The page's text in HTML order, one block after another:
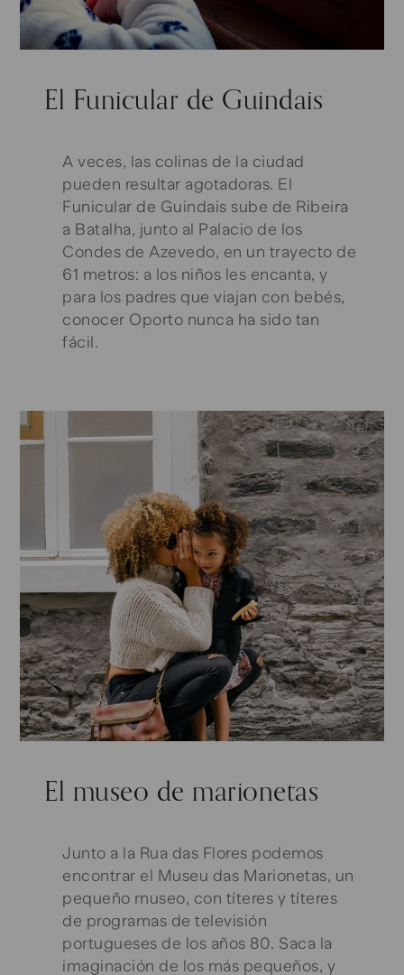
El Funicular de Guindais
A veces, las colinas de la ciudad
pueden resultar agotadoras. El
Funicular de Guindais sube de Ribeira
a Batalha, junto al Palacio de los
Condes de Azevedo, en un trayecto de
61 metros: a los niños les encanta, y
para los padres que viajan con bebés,
conocer Oporto nunca ha sido tan
fácil.
El museo de marionetas
Junto a la Rua das Flores podemos
encontrar el Museu das Marionetas, un
pequeño museo, con títeres y títeres
de programas de televisión
portugueses de los años 80. Saca la
imaginación de los más pequeños, y